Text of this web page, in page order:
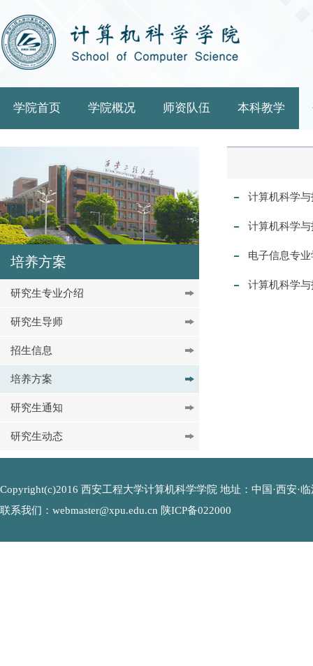
学院首页 学院概况 师资队伍 本科教学
培养方案
研究生专业介绍
研究生导师
招生信息
培养方案
研究生通知
研究生动态
计算机科学
计算机科学
电子信息专
计算机科学
Copyright(c)2016 西安工程大学计算机科学学院 地址：中国·西安·
联系我们：webmaster@xpu.edu.cn 陕ICP备022000